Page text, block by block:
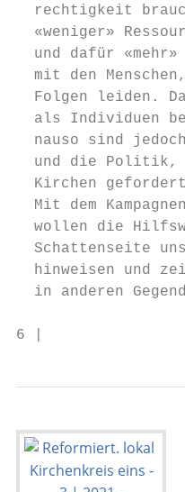
rechtigkeit
«weniger»
und dafür «mehr»
mit den
Folgen leiden.
als Individuen
nauso sind
und die Politik,
Kirchen
Mit dem
wollen die
Schattenseite
hinweisen und
in anderen
6 |